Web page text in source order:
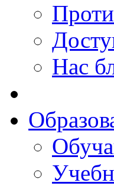
Нас